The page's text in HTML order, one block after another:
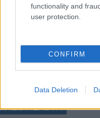
functionality and
user protection.
CONFIRM
Data Deletion
MEST LÄSTA